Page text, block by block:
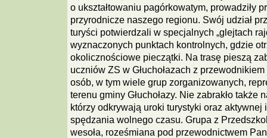
o ukształtowaniu pagórkowatym, prowadziły
przyrodnicze naszego regionu. Swój udział
turyści potwierdzali w specjalnych „glejtach
wyznaczonych punktach kontrolnych, gdzie
okolicznościowe pieczątki. Na trasę pieszą
uczniów ZS w Głuchołazach z
osób, w tym wiele grup zorganizowanych,
terenu gminy Głuchołazy. Nie zabrakło także
którzy odkrywają uroki turystyki oraz aktywnej
spędzania wolnego czasu. Grupa z
wesoła, roześmiana pod przewodnictwem